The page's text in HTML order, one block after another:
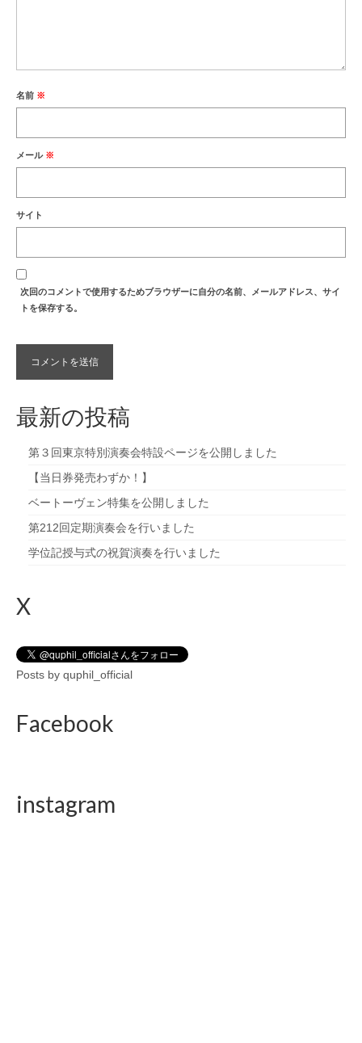
名前 ※
メール ※
サイト
次回のコメントで使用するためブラウザーに自分の名前、メールアドレス、サイ
トを保存する。
最新の投稿
第３回東京特別演奏会特設ページを公開しました
【当日券発売わずか！】
ベートーヴェン特集を公開しました
第212回定期演奏会を行いました
学位記授与式の祝賀演奏を行いました
X
Posts by quphil_official
Facebook
instagram